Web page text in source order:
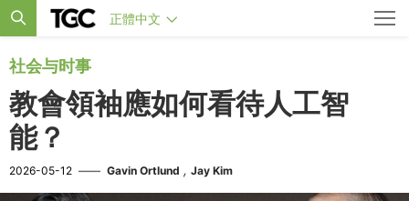
正體中文
社会与时事
教會領袖應如何看待人工智
能？
2026-05-12 —— Gavin Ortlund , Jay Kim